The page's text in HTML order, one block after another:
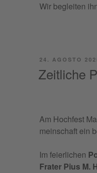
Wir beglei­ten
PUBBLICATO
24. AGOSTO
Zeitliche
Am Hoch­fe­st
mein­schaft ein
Im feier­li­chen
Fra­ter Pius M.